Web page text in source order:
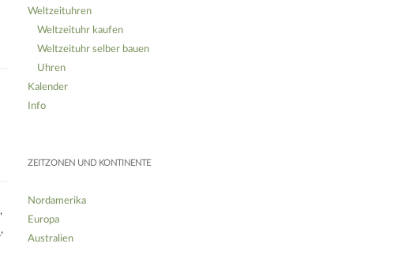
Weltzeituhren
Weltzeituhr kaufen
Weltzeituhr selber bauen
Uhren
Kalender
Info
ZEITZONEN UND KONTINENTE
Nordamerika
Europa
Australien